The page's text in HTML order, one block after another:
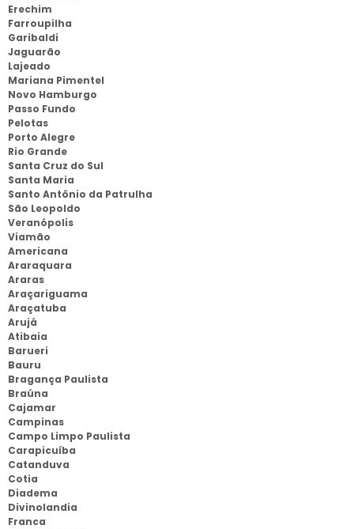
Erechim
Farroupilha
Garibaldi
Jaguarão
Lajeado
Mariana Pimentel
Novo Hamburgo
Passo Fundo
Pelotas
Porto Alegre
Rio Grande
Santa Cruz do Sul
Santa Maria
Santo Antônio da Patrulha
São Leopoldo
Veranópolis
Viamão
Americana
Araraquara
Araras
Araçariguama
Araçatuba
Arujá
Atibaia
Barueri
Bauru
Bragança Paulista
Braúna
Cajamar
Campinas
Campo Limpo Paulista
Carapicuíba
Catanduva
Cotia
Diadema
Divinolandia
Franca